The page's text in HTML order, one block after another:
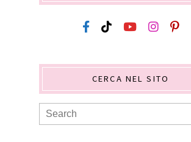
CERCA NEL SITO